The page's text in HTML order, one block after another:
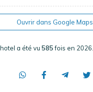
Ouvrir dans Google Maps
a été vu 585fois en 2026